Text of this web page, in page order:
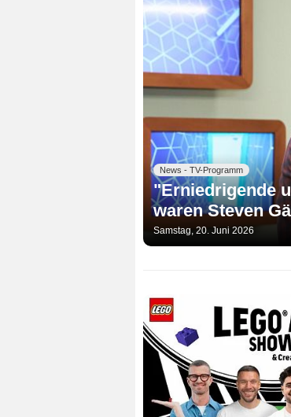
News - TV-Programm
"Erniedrigende
waren Steven
Samstag, 20. Juni 2026